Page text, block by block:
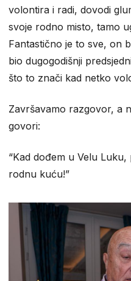
volontira i radi, dovodi
svoje rodno misto, tamo
Fantastično je to sve, on
bio dugogodišnji
što to znači kad netko
Završavamo razgovor, a
govori:
“Kad dođem u Velu
rodnu kuću!”